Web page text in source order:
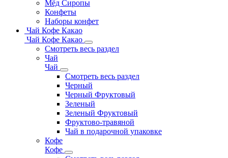
Мёд Сиропы
Конфеты
Наборы конфет
Чай Кофе Какао
Чай Кофе Какао
Смотреть весь раздел
Чай
Чай
Смотреть весь раздел
Черный
Черный Фруктовый
Зеленый
Зеленый Фруктовый
Фруктово-травяной
Чай в подарочной упаковке
Кофе
Кофе